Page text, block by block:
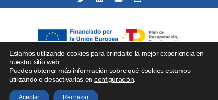
Se ha recibido un incentivo del organismo Red.es por importe
de 25.000 € financiado por la Unión Europea –
NextGenerationEU para proyectos de implantación de
soluciones tecnológicas.
Estamos utilizando cookies para brindarte la mejor experiencia en
nuestro sitio web.
Puedes obtener más información sobre qué cookies estamos
utilizando o desactivarlas en configuración
Aceptar Rechazar